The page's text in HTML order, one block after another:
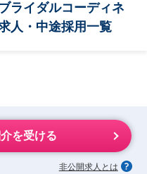
ライダルコーディネ
人・中途採用一覧
を受ける
非公開求人とは